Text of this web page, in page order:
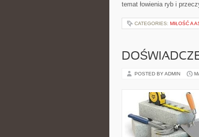
temat łowienia ryb i
CATEGORIES: MIŁOŚĆ A
POSTED BY ADMIN